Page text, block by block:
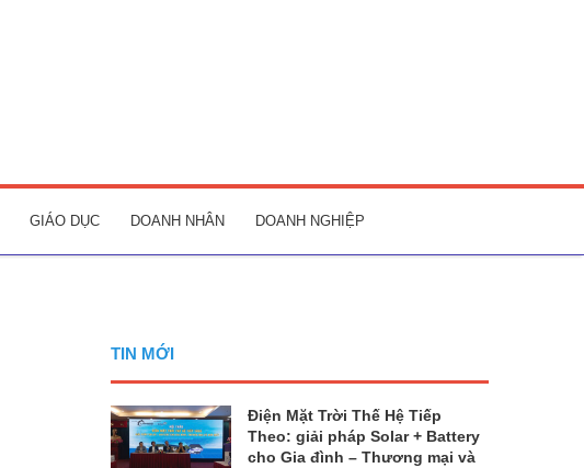
GIÁO DỤC DOANH NHÂN DOANH NGHIỆP
TIN MỚI
Điện Mặt Trời Thế Hệ Tiếp
Theo: giải pháp Solar + Battery
cho Gia đình – Thương mại và